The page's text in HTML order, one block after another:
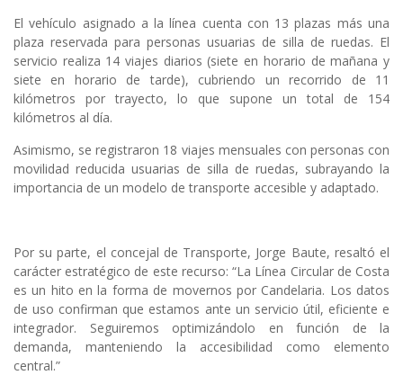
El vehículo asignado a la línea cuenta con 13 plazas más una
plaza reservada para personas usuarias de silla de ruedas. El
servicio realiza 14 viajes diarios (siete en horario de mañana y
siete en horario de tarde), cubriendo un recorrido de 11
kilómetros por trayecto, lo que supone un total de 154
kilómetros al día.
Asimismo, se registraron 18 viajes mensuales con personas con
movilidad reducida usuarias de silla de ruedas, subrayando la
importancia de un modelo de transporte accesible y adaptado.
Por su parte, el concejal de Transporte, Jorge Baute, resaltó el
carácter estratégico de este recurso: “La Línea Circular de Costa
es un hito en la forma de movernos por Candelaria. Los datos
de uso confirman que estamos ante un servicio útil, eficiente e
integrador. Seguiremos optimizándolo en función de la
demanda, manteniendo la accesibilidad como elemento
central.”